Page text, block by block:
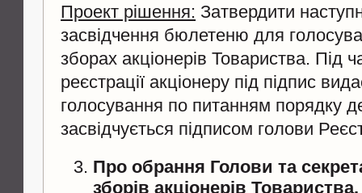
Проект рішення: Затвердити
засвідчення бюлетеню для
зборах акціонерів Товариства. Під
реєстрації акціонеру під підпис
голосування по питанням порядку
засвідчується підписом голови
Про обрання Голови та
зборів акціонерів Товариства.